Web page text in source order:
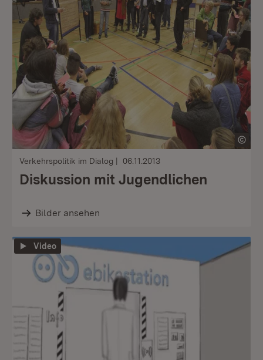
Verkehrspolitik im Dialog 06.11.2013
Diskussion mit Jugendlichen
Bilder ansehen
Video